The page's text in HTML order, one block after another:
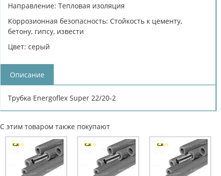
Направление: Тепловая изоляция
Коррозионная безопасность: Cтойкость к цементу,
бетону, гипсу, извести
Цвет: серый
Описание
Трубка Energoflex Super 22/20-2
С этим товаром также покупают